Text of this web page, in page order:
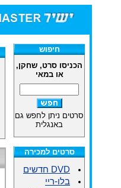
חיפוש
הכניסו סרט, שחקן,
או במאי
סרטים ניתן לחפש גם
באנגלית
סרטים למכירה
DVD חדשים
בלו-ריי